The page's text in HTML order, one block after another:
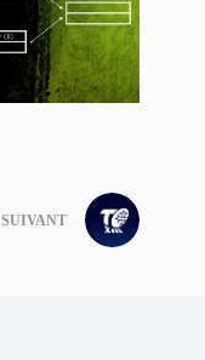
SUIVANT